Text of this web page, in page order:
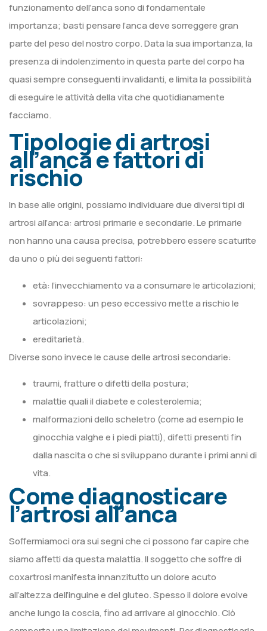
funzionamento dell’anca sono di fondamentale
importanza; basti pensare l’anca deve sorreggere gran
parte del peso del nostro corpo. Data la sua importanza, la
presenza di indolenzimento in questa parte del corpo ha
quasi sempre conseguenti invalidanti, e limita la possibilità
di eseguire le attività della vita che quotidianamente
facciamo.
Tipologie di artrosi
all’anca e fattori di
rischio
In base alle origini, possiamo individuare due diversi tipi di
artrosi all’anca: artrosi primarie e secondarie. Le primarie
non hanno una causa precisa, potrebbero essere scaturite
da uno o più dei seguenti fattori:
età: l’invecchiamento va a consumare le articolazioni;
sovrappeso: un peso eccessivo mette a rischio le
articolazioni;
ereditarietà.
Diverse sono invece le cause delle artrosi secondarie:
traumi, fratture o difetti della postura;
malattie quali il diabete e colesterolemia;
malformazioni dello scheletro (come ad esempio le
ginocchia valghe e i piedi piatti), difetti presenti fin
dalla nascita o che si sviluppano durante i primi anni di
vita.
Come diagnosticare
l’artrosi all’anca
Soffermiamoci ora sui segni che ci possono far capire che
siamo affetti da questa malattia. Il soggetto che soffre di
coxartrosi manifesta innanzitutto un dolore acuto
all’altezza dell’inguine e del gluteo. Spesso il dolore evolve
anche lungo la coscia, fino ad arrivare al ginocchio. Ciò